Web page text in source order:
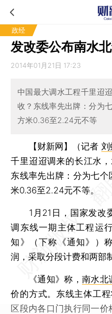
政经
发改委公布南水
2014年01月21日 17:23
中国最大调水工程千里迢
收？东线率先出牌：分为
方米0.36至2.24元不等
【财新网】（记者 刘
千里迢迢调来的长江水
东线率先出牌：分为七
米0.36至2.24元不等。
1月21日，国家发改
调东线一期主体工程运
知》（下称《通知》）
润，采取分段计费和两部
《通知》称，南水北
价的方式。东线主体工
区段内各口门执行同一